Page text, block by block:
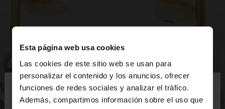
Esta página web usa cookies
Las cookies de este sitio web se usan para
personalizar el contenido y los anuncios, ofrecer
funciones de redes sociales y analizar el tráfico.
Además, compartimos información sobre el uso que
hola